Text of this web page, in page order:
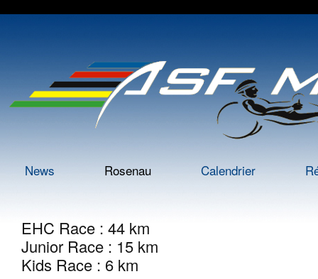
News Rosenau Calendrier
EHC Race : 44 km
Junior Race : 15 km
Kids Race : 6 km